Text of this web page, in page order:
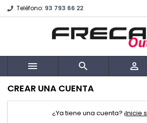
Teléfono: 93 793 66 22
  
CREAR UNA CUENTA
¿Ya tiene una cuenta? ¡Inicie